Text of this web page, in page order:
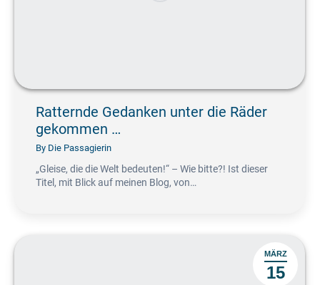
Ratternde Gedanken unter die Räder
gekommen …
By Die Passagierin
„Gleise, die die Welt bedeuten!“ – Wie bitte?! Ist dieser
Titel, mit Blick auf meinen Blog, von…
MÄRZ
15